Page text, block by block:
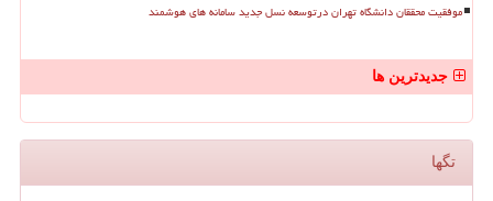
موفقیت محققان دانشگاه تهران درتوسعه نسل جدید سامانه های هوشمند
جدیدترین ها
تگها